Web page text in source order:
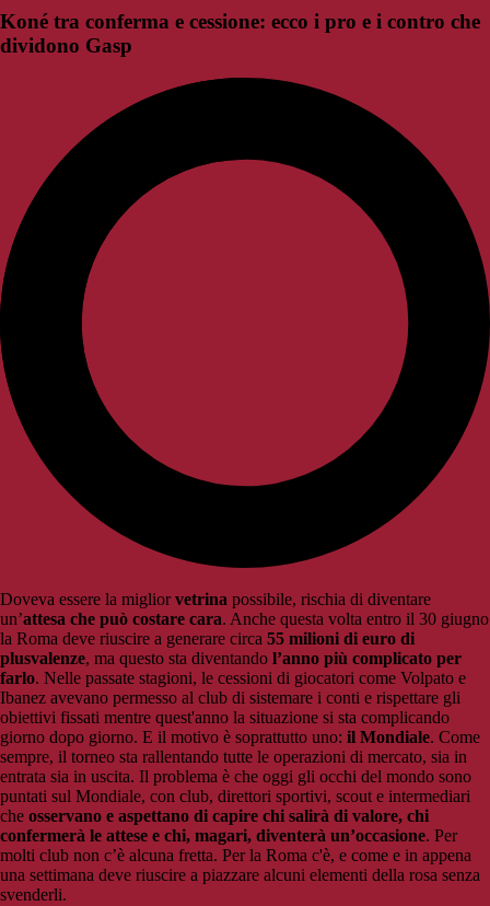
Koné tra conferma e cessione: ecco i pro e i contro che
dividono Gasp
Doveva essere la migliorvetrina possibile, rischia di diventare
un’attesa che può costare cara. Anche questa volta entro il 30 giugno
la Roma deve riuscire a generare circa 55 milioni di euro di
plusvalenze, ma questo sta diventando l’anno più complicato per
farlo. Nelle passate stagioni, le cessioni di giocatori come Volpato e
Ibanez avevano permesso al club di sistemare i conti e rispettare gli
obiettivi fissati mentre quest'anno la situazione si sta complicando
giorno dopo giorno. E il motivo è soprattutto uno: il Mondiale. Come
sempre, il torneo sta rallentando tutte le operazioni di mercato, sia in
entrata sia in uscita. Il problema è che oggi gli occhi del mondo sono
puntati sul Mondiale, con club, direttori sportivi, scout e intermediari
che osservano e aspettano di capire chi salirà di valore, chi
confermerà le attese e chi, magari, diventerà un’occasione. Per
molti club non c’è alcuna fretta. Per la Roma c'è, e come e in appena
una settimana deve riuscire a piazzare alcuni elementi della rosa senza
svenderli.